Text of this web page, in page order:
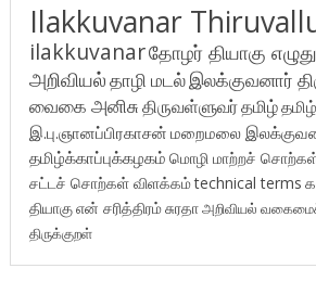
Ilakkuvanar
ilakkuvanarதோழர் தியாகு
அறிவியல்தாழி மடல்இலக்குவனார்
வைகை அனிசுதிருவள்ளுவர்தமிழ்
இ.பு.ஞானப்பிரகாசன் மறைமலை
தமிழ்க்காப்புக்கழகம் மொழி மாற்றச்
சட்டச் சொற்கள் விளக்கம்technical terms
தியாகுஎன் சரித்திரம்சுரதாஅறிவியல்
திருக்குறள்